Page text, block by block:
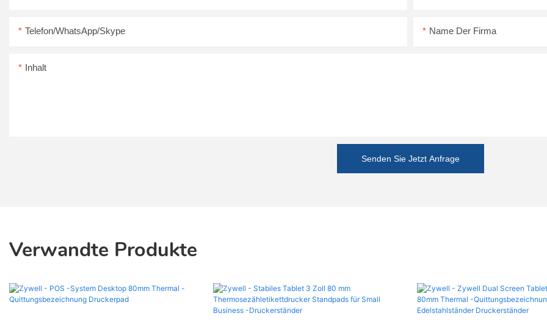
Telefon/WhatsApp/Skype Name Der Firma
Inhalt
Senden Sie Jetzt Anfrage
Verwandte Produkte